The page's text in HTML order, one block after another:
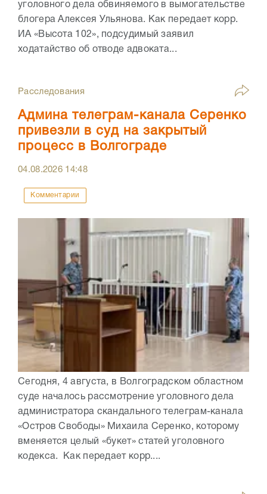
уголовного дела обвиняемого в вымогательстве
блогера Алексея Ульянова. Как передает корр.
ИА «Высота 102», подсудимый заявил
ходатайство об отводе адвоката...
Расследования
Админа телеграм-канала Серенко
привезли в суд на закрытый
процесс в Волгограде
04.08.2026 14:48
Комментарии
Сегодня, 4 августа, в Волгоградском областном
суде началось рассмотрение уголовного дела
администратора скандального телеграм-канала
«Остров Свободы» Михаила Серенко, которому
вменяется целый «букет» статей уголовного
кодекса. Как передает корр....